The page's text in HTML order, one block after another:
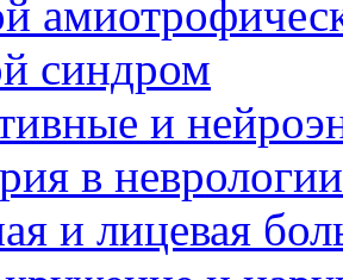
синдром
и
в неврологии
и лицевая